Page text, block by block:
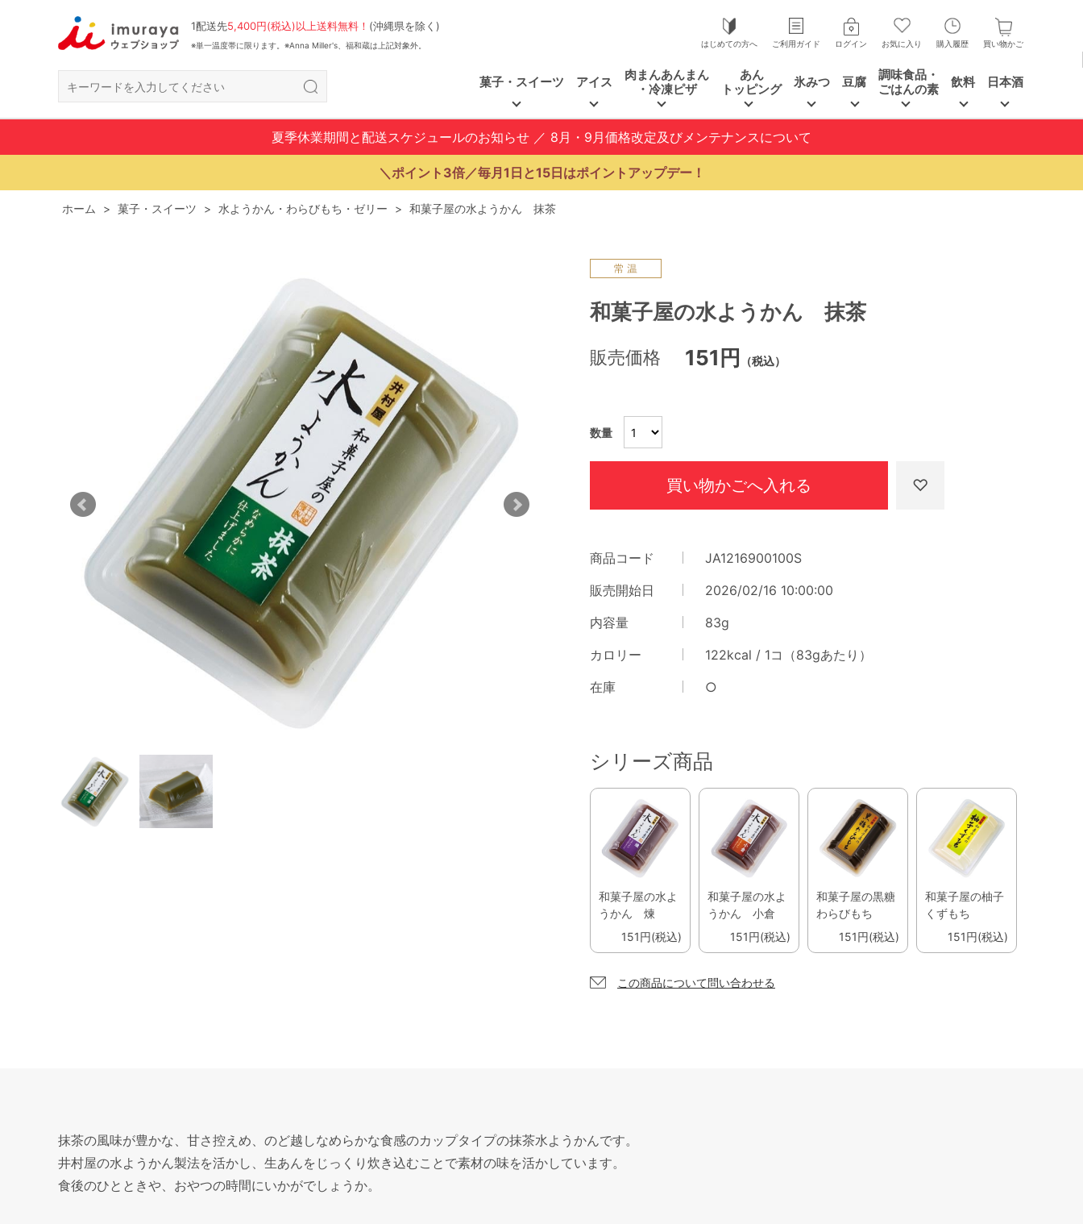
1配送先5,400円(税込)以上送料無料！ (沖縄県を除く)
※単一温度帯に限ります。※Anna Miller's、福和蔵は上記対象外。 はじめての方へ ご利用ガイド ログイン お気に入り 購入履歴 買い物かご
菓子・スイーツ アイス
肉まんあんまん
・冷凍ピザ
あん
トッピング
氷みつ 豆腐
調味食品・
ごはんの素
飲料 日本酒
夏季休業期間と配送スケジュールのお知らせ ／ 8月・9月価格改定及びメンテナンスについて
＼ポイント3倍／毎月1日と15日はポイントアップデー！
ホーム > 菓子・スイーツ > 水ようかん・わらびもち・ゼリー > 和菓子屋の水ようかん 抹茶
和菓子屋の水ようかん 抹茶
販売価格 151円 （税込）
数量
商品コード
JA1216900100S
販売開始日
2026/02/16 10:00:00
内容量
83g
カロリー
122kcal / 1コ（83gあたり）
在庫
○
買い物かごへ入れる
シリーズ商品
和菓子屋の水よ
うかん 煉
151円(税込)
和菓子屋の水よ
うかん 小倉
151円(税込)
和菓子屋の黒糖
わらびもち
151円(税込)
和菓子屋の柚子
くずもち
151円(税込)
この商品について問い合わせる
抹茶の風味が豊かな、甘さ控えめ、のど越しなめらかな食感のカップタイプの抹茶水ようかんです。
井村屋の水ようかん製法を活かし、生あんをじっくり炊き込むことで素材の味を活かしています。
食後のひとときや、おやつの時間にいかがでしょうか。